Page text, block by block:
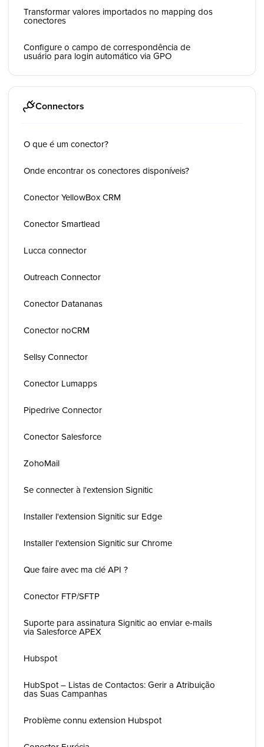
Transformar valores importados no mapping dos
conectores
Configure o campo de correspondência de
usuário para login automático via GPO
Connectors
O que é um conector?
Onde encontrar os conectores disponíveis?
Conector YellowBox CRM
Conector Smartlead
Lucca connector
Outreach Connector
Conector Datananas
Conector noCRM
Sellsy Connector
Conector Lumapps
Pipedrive Connector
Conector Salesforce
ZohoMail
Se connecter à l'extension Signitic
Installer l'extension Signitic sur Edge
Installer l'extension Signitic sur Chrome
Que faire avec ma clé API ?
Conector FTP/SFTP
Suporte para assinatura Signitic ao enviar e-mails
via Salesforce APEX
Hubspot
HubSpot – Listas de Contactos: Gerir a Atribuição
das Suas Campanhas
Problème connu extension Hubspot